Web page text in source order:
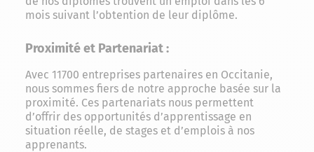
mois suivant l’obtention de leur diplôme.
Proximité et Partenariat :
Avec 11700 entreprises partenaires en Occitanie,
nous sommes fiers de notre approche basée sur la
proximité. Ces partenariats nous permettent
d’offrir des opportunités d’apprentissage en
situation réelle, de stages et d’emplois à nos
apprenants.